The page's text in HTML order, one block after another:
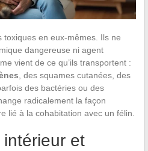
toxiques en eux-mêmes. Ils ne
dangereuse ni agent
vient de ce qu’ils transportent :
, des squames cutanées, des
des bactéries ou des
radicalement la façon
lié à la cohabitation avec un félin.
intérieur et